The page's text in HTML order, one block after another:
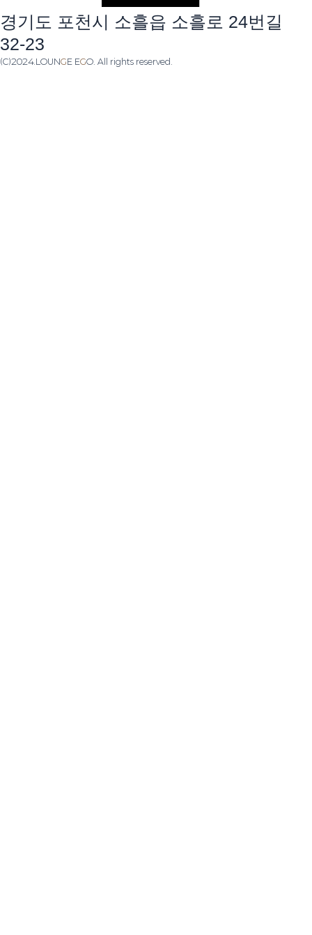
경기도 포천시 소흘읍 소흘로 24번길
32-23
(C)2024.LOUNGE EGO. All rights reserved.